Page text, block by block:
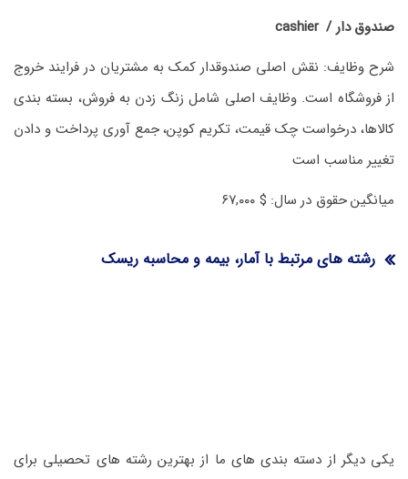
صندوق دار / cashier
شرح وظایف: نقش اصلی صندوقدار کمک به مشتریان در فرایند خروج
از فروشگاه است. وظایف اصلی شامل زنگ زدن به فروش، بسته بندی
کالاها، درخواست چک قیمت، تکریم کوپن، جمع آوری پرداخت و دادن
تغییر مناسب است
میانگین حقوق در سال: $ ۶۷,۰۰۰
رشته های مرتبط با آمار، بیمه و محاسبه ریسک
یکی دیگر از دسته بندی های ما از بهترین رشته های تحصیلی برای